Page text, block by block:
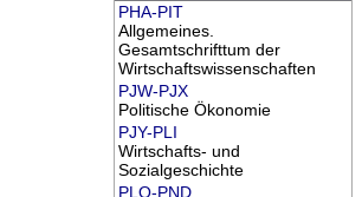
PHA-PIT
Allgemeines.
Gesamtschrifttum der
Wirtschaftswissenschaften
PJW-PJX
Politische Ökonomie
PJY-PLI
Wirtschafts- und
Sozialgeschichte
PLO-PND